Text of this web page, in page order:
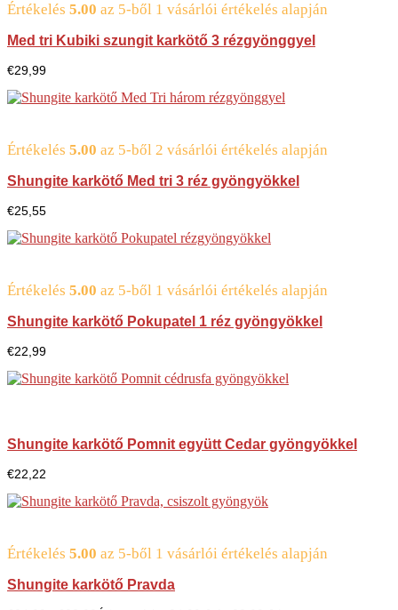
Értékelés 5.00 az 5-ből 1 vásárlói értékelés alapján
Med tri Kubiki szungit karkötő 3 rézgyönggyel
€29,99
Értékelés 5.00 az 5-ből 2 vásárlói értékelés alapján
Shungite karkötő Med tri 3 réz gyöngyökkel
€25,55
Értékelés 5.00 az 5-ből 1 vásárlói értékelés alapján
Shungite karkötő Pokupatel 1 réz gyöngyökkel
€22,99
Shungite karkötő Pomnit együtt Cedar gyöngyökkel
€22,22
Értékelés 5.00 az 5-ből 1 vásárlói értékelés alapján
Shungite karkötő Pravda